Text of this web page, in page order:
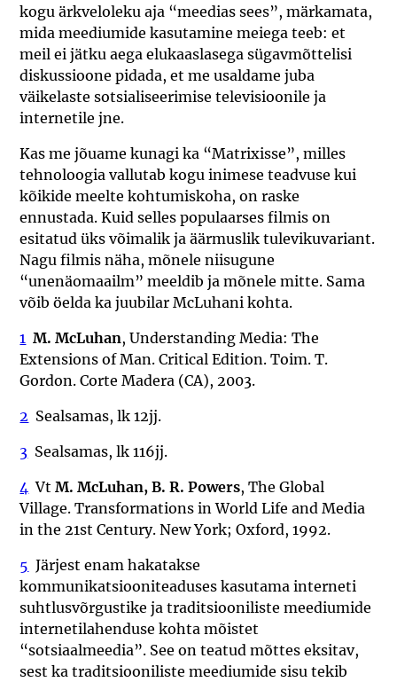
kogu ärkveloleku aja “meedias sees”, märkamata,
mida meediumide kasutamine meiega teeb: et
meil ei jätku aega elukaaslasega sügavmõttelisi
diskussioone pidada, et me usaldame juba
väikelaste sotsialiseerimise televisioonile ja
internetile jne.
Kas me jõuame kunagi ka “Matrixisse”, milles
tehnoloogia vallutab kogu inimese teadvuse kui
kõikide meelte kohtumiskoha, on raske
ennustada. Kuid selles populaarses filmis on
esitatud üks võimalik ja äärmuslik tulevikuvariant.
Nagu filmis näha, mõnele niisugune
“unenäomaailm” meeldib ja mõnele mitte. Sama
võib öelda ka juubilar McLuhani kohta.
1 M. McLuhan, Understanding Media: The
Extensions of Man. Critical Edition. Toim. T.
Gordon. Corte Madera (CA), 2003.
2 Sealsamas, lk 12jj.
3 Sealsamas, lk 116jj.
4 VtM. McLuhan, B. R. Powers, The Global
Village. Transformations in World Life and Media
in the 21st Century. New York; Oxford, 1992.
5 Järjest enam hakatakse
kommunikatsiooniteaduses kasutama interneti
suhtlusvõrgustike ja traditsiooniliste meediumide
internetilahenduse kohta mõistet
“sotsiaalmeedia”. See on teatud mõttes eksitav,
sest ka traditsiooniliste meediumide sisu tekib